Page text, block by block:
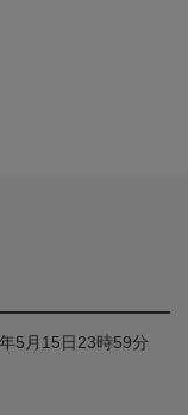
5月15日23時59分